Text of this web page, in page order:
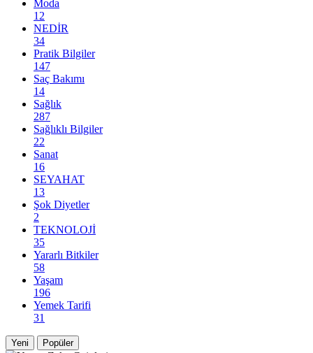
Moda
12
NEDİR
34
Pratik Bilgiler
147
Saç Bakımı
14
Sağlık
287
Sağlıklı Bilgiler
22
Sanat
16
SEYAHAT
13
Şok Diyetler
2
TEKNOLOJİ
35
Yararlı Bitkiler
58
Yaşam
196
Yemek Tarifi
31
Yeni Popüler